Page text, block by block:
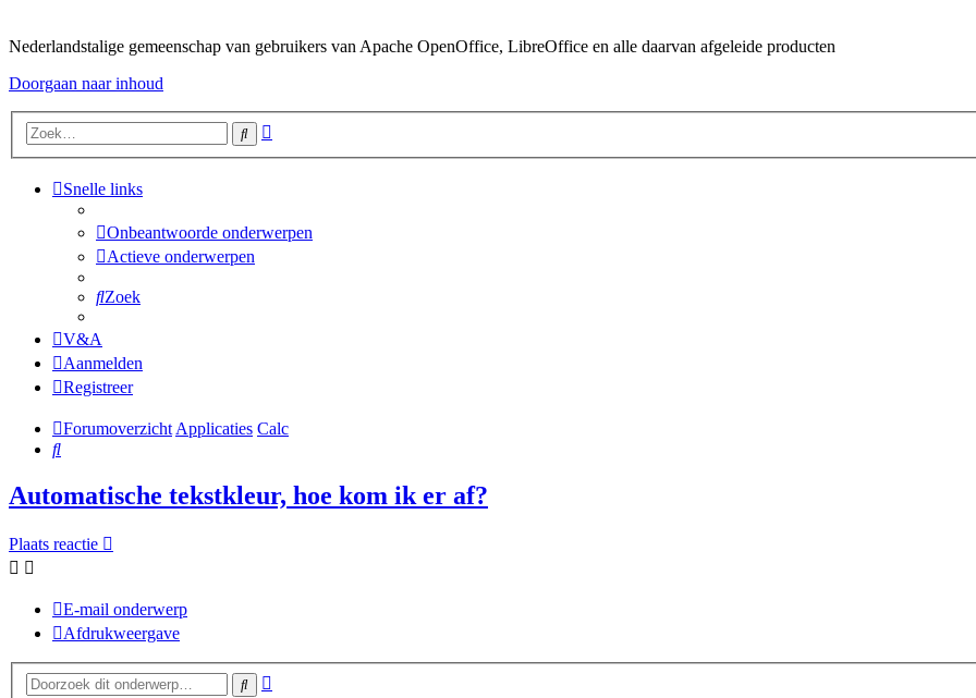
Nederlandstalige gemeenschap van gebruikers van Apache OpenOffice, LibreOffice en alle daarvan afgeleide producten
Doorgaan naar inhoud
Zoek
Snelle links
Onbeantwoorde onderwerpen
Actieve onderwerpen
Zoek
V&A
Aanmelden
Registreer
Forumoverzicht Applicaties Calc
Zoek
Automatische tekstkleur, hoe kom ik er af?
Plaats reactie
E-mail onderwerp
Afdrukweergave
Zoek